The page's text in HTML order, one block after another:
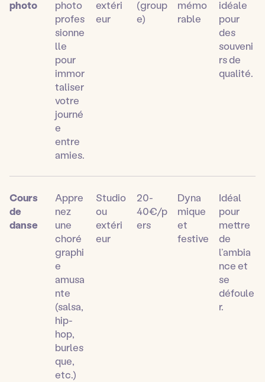
photo
photo
profes
sionne
lle
pour
immor
taliser
votre
journé
e
entre
amies.
extéri
eur
(group
e)
mémo
rable
idéale
pour
des
souveni
rs de
qualité.
Cours
de
danse
Appre
nez
une
choré
graphi
e
amusa
nte
(salsa,
hip-
hop,
burles
que,
etc.)
Studio
ou
extéri
eur
20-
40€/p
ers
Dyna
mique
et
festive
Idéal
pour
mettre
de
l’ambia
nce et
se
défoule
r.